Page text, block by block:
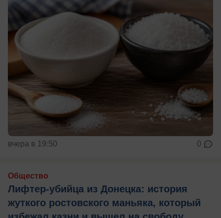
вчера в 19:50 0
Общество
Лифтер-убийца из Донецка: история
жуткого ростовского маньяка, который